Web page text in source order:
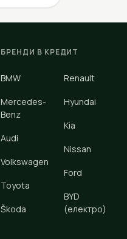
БРЕНДИ В КРЕДИТ
BMW
Mercedes-
Benz
Audi
Volkswagen
Toyota
Škoda
Renault
Hyundai
Kia
Nissan
Ford
BYD
(електро)